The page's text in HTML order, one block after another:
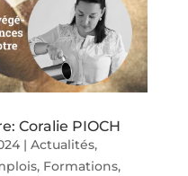
Coralie PIOCH
| Actualités,
, Formations,